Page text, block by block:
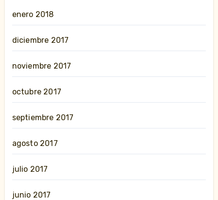
enero 2018
diciembre 2017
noviembre 2017
octubre 2017
septiembre 2017
agosto 2017
julio 2017
junio 2017